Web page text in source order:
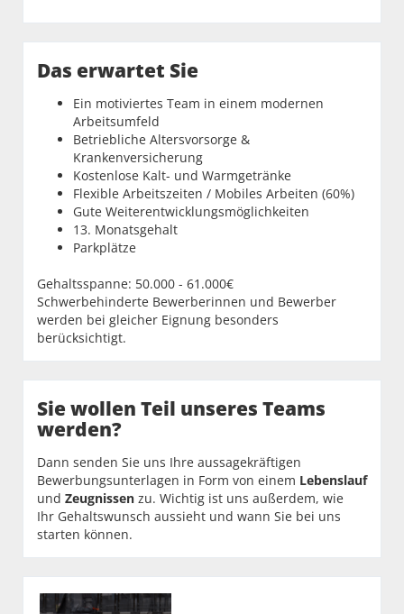
Das erwartet Sie
Ein motiviertes Team in einem modernen
Arbeitsumfeld
Betriebliche Altersvorsorge &
Krankenversicherung
Kostenlose Kalt- und Warmgetränke
Flexible Arbeitszeiten / Mobiles Arbeiten (60%)
Gute Weiterentwicklungsmöglichkeiten
13. Monatsgehalt
Parkplätze
Gehaltsspanne: 50.000 - 61.000€
Schwerbehinderte Bewerberinnen und Bewerber
werden bei gleicher Eignung besonders
berücksichtigt.
Sie wollen Teil unseres Teams
werden?
Dann senden Sie uns Ihre aussagekräftigen
Bewerbungsunterlagen in Form von einem Lebenslauf
und Zeugnissen zu. Wichtig ist uns außerdem, wie
Ihr Gehaltswunsch aussieht und wann Sie bei uns
starten können.